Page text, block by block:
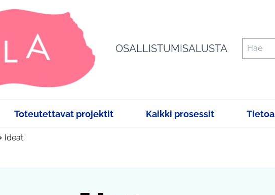
OSALLISTUMISALUSTA
Toteutettavat projektit Kaikki prosessit Tietoa
Ideat